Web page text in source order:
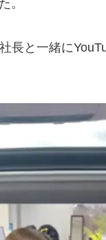
。
長と一緒に